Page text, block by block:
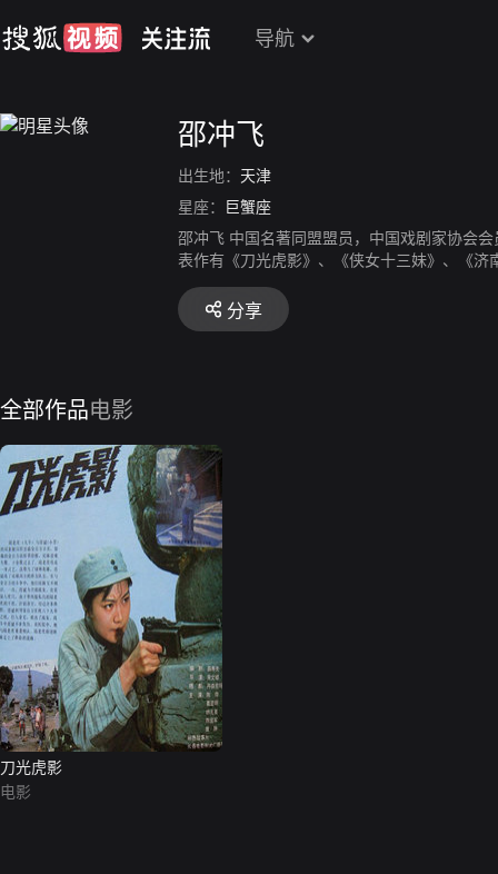
导航
邵冲飞
出生地： 天津
星座：
巨蟹座
邵冲飞 中国名著同盟盟员，中国戏剧家协会
表作有《刀光虎影》、《侠女十三妹》、《济
分享
全部作品电影
刀光虎影
电影